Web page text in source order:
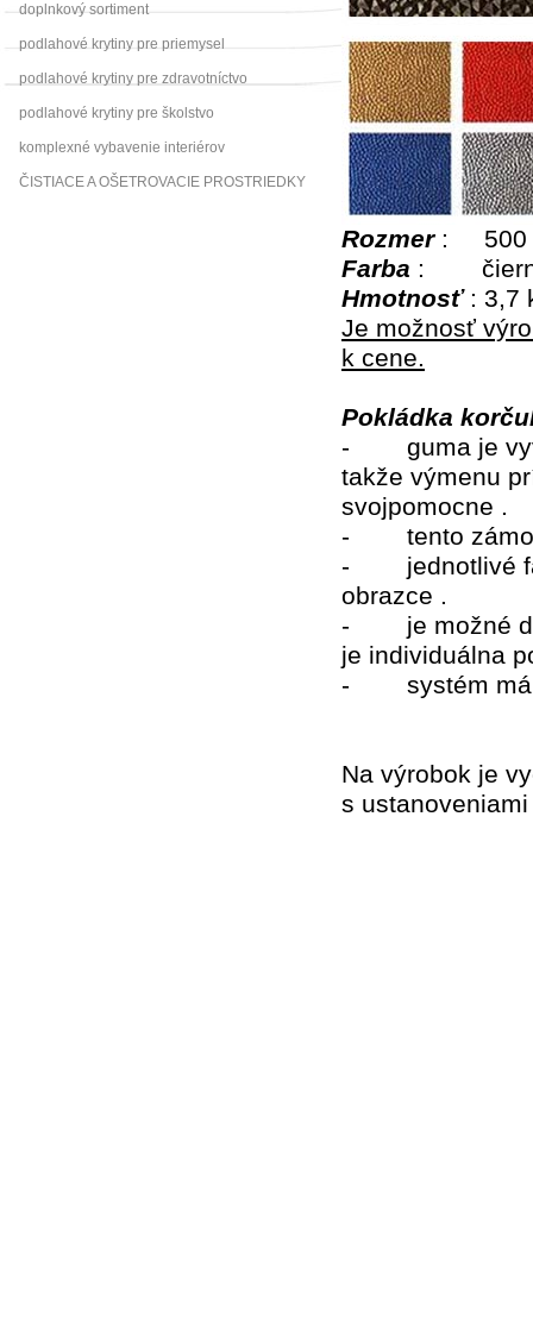
doplnkový sortiment
podlahové krytiny pre priemysel
podlahové krytiny pre zdravotníctvo
podlahové krytiny pre školstvo
komplexné vybavenie interiérov
ČISTIACE A OŠETROVACIE PROSTRIEDKY
Rozmer : 500
Farba : čierna,
Hmotnosť : 3,7
Je možnosť
k cene.
Pokládka
-
guma je
takže výmenu
svojpomocne .
-
tento
-
jednotlivé
obrazce .
-
je možné
je individuálna
-
systém
Na výrobok je
s